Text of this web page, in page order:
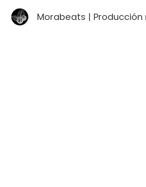
Morabeats | Producción